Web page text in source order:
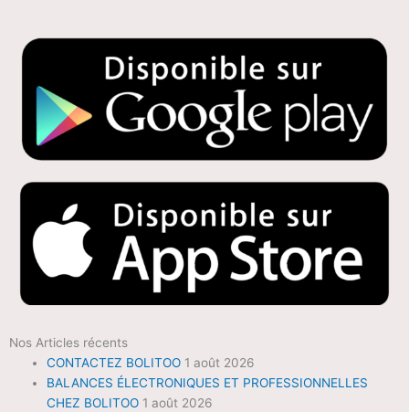
Nos Articles récents
CONTACTEZ BOLITOO 1 août 2026
BALANCES ÉLECTRONIQUES ET PROFESSIONNELLES
CHEZ BOLITOO 1 août 2026